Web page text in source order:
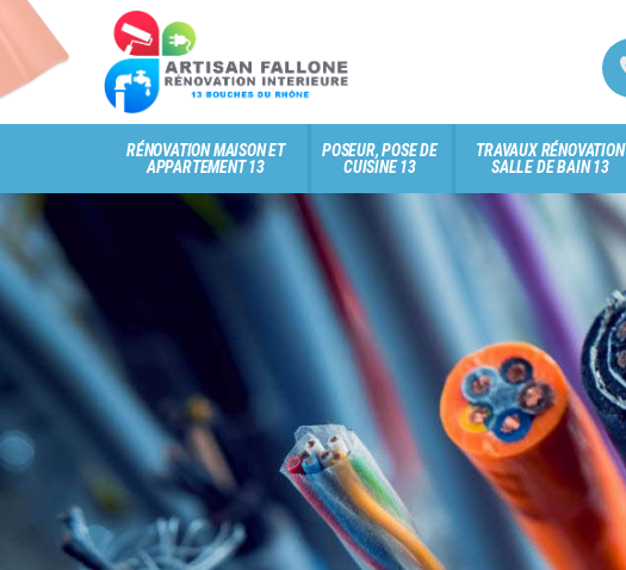
RÉNOVATION MAISON ET
APPARTEMENT 13
POSEUR, POSE DE
CUISINE 13
TRAVAUX RÉNOVATION
SALLE DE BAIN 13